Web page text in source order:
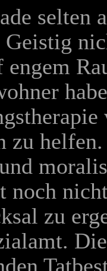
selten
Geistig
engem
zu
noch
zu